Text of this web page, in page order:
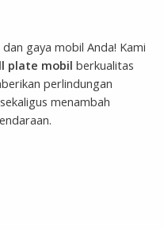
gaya mobil Anda! Kami
plate mobil berkualitas
perlindungan
menambah